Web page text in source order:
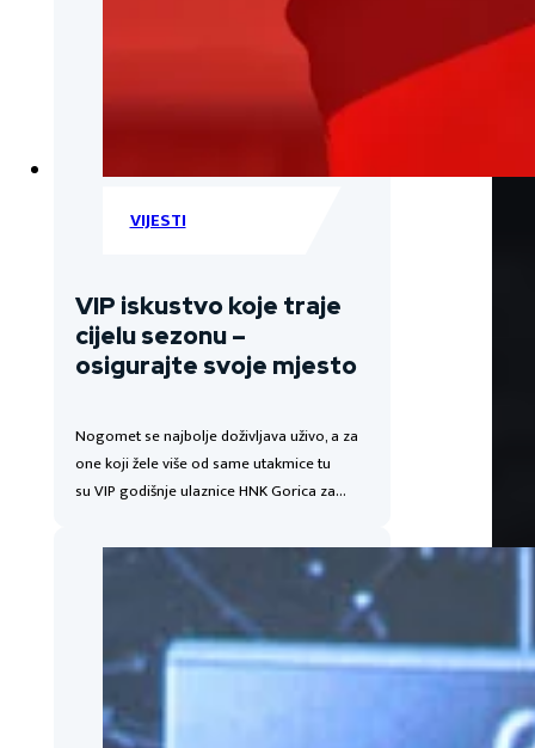
VIJESTI
VIP iskustvo koje traje
cijelu sezonu –
osigurajte svoje mjesto
Nogomet se najbolje doživljava uživo, a za
one koji žele više od same utakmice tu
su VIP godišnje ulaznice HNK Gorica za…